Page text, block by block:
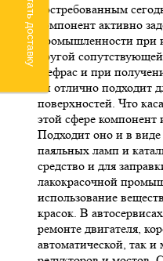
востребованным
компонент активно
промышленности при
другой
Нефрас и при
он отлично подходит
поверхностей. Что
этой сфере компонент
Подходит оно и в
паяльных ламп и
средство и для
лакокрасочной
использование
красок. В
ремонте двигателя,
автоматической, так